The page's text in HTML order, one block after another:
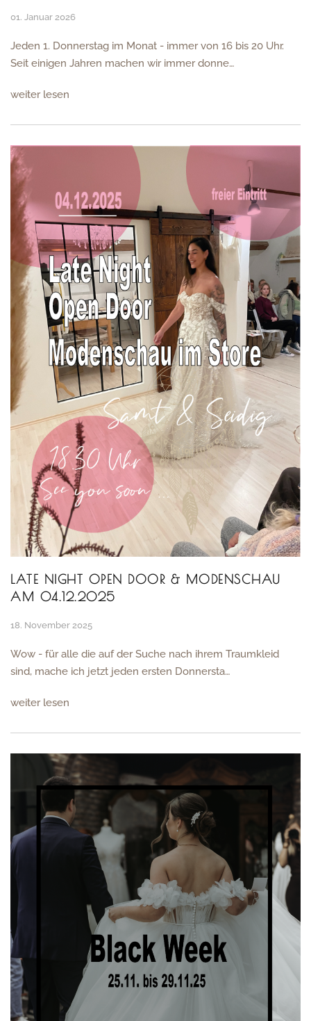
01. Januar 2026
Jeden 1. Donnerstag im Monat - immer von 16 bis 20 Uhr.
Seit einigen Jahren machen wir immer donne…
weiter lesen
LATE NIGHT OPEN DOOR & MODENSCHAU
AM 04.12.2025
18. November 2025
Wow - für alle die auf der Suche nach ihrem Traumkleid
sind, mache ich jetzt jeden ersten Donnersta…
weiter lesen